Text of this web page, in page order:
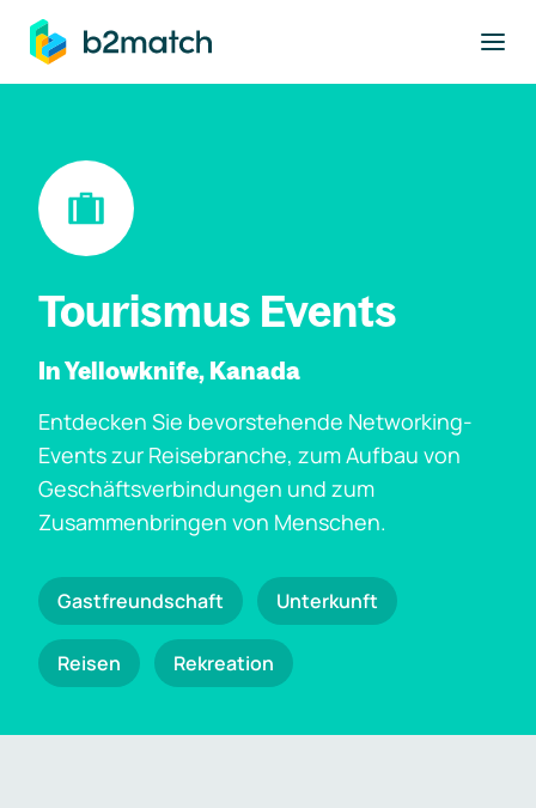
springen
Tourismus Events
In Yellowknife, Kanada
Entdecken Sie bevorstehende Networking-
Events zur Reisebranche, zum Aufbau von
Geschäftsverbindungen und zum
Zusammenbringen von Menschen.
Gastfreundschaft Unterkunft
Reisen Rekreation